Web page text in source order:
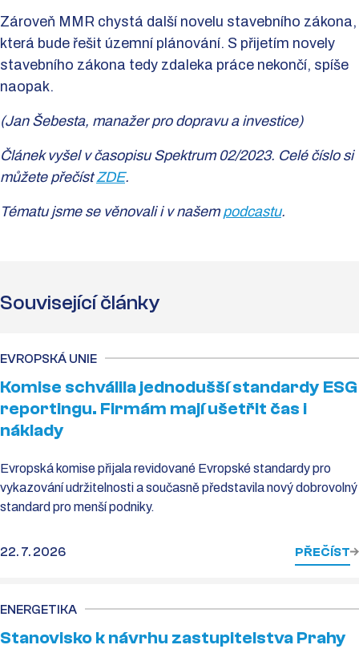
Zároveň MMR chystá další novelu stavebního zákona,
která bude řešit územní plánování. S přijetím novely
stavebního zákona tedy zdaleka práce nekončí, spíše
naopak.
(Jan Šebesta, manažer pro dopravu a investice)
Článek vyšel v časopisu Spektrum 02/2023. Celé číslo si
můžete přečístZDE.
Tématu jsme se věnovali i v našempodcastu.
Související články
EVROPSKÁ UNIE
Komise schválila jednodušší standardy ESG
reportingu. Firmám mají ušetřit čas i
náklady
Evropská komise přijala revidované Evropské standardy pro
vykazování udržitelnosti a současně představila nový dobrovolný
standard pro menší podniky.
22. 7. 2026 PŘEČÍST
ENERGETIKA
Stanovisko k návrhu zastupitelstva Prahy